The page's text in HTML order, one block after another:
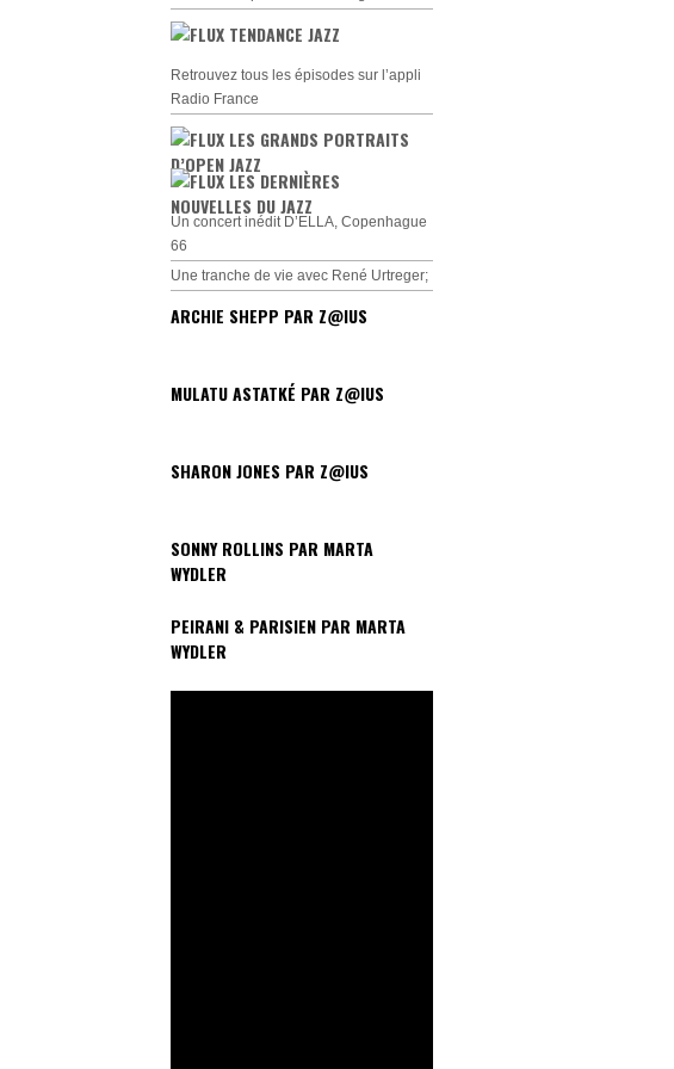
TENDANCE JAZZ
Retrouvez tous les épisodes sur l’appli
Radio France
LES GRANDS PORTRAITS
D’OPEN JAZZ
LES DERNIÈRES
NOUVELLES DU JAZZ
Un concert inédit D’ELLA, Copenhague
66
Une tranche de vie avec René Urtreger;
ARCHIE SHEPP PAR Z@IUS
MULATU ASTATKÉ PAR Z@IUS
SHARON JONES PAR Z@IUS
SONNY ROLLINS PAR MARTA
WYDLER
PEIRANI & PARISIEN PAR MARTA
WYDLER